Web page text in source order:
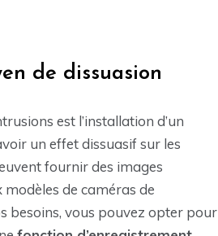
de dissuasion
est l’installation d’un
un effet dissuasif sur les
fournir des images
modèles de caméras de
besoins, vous pouvez opter pour